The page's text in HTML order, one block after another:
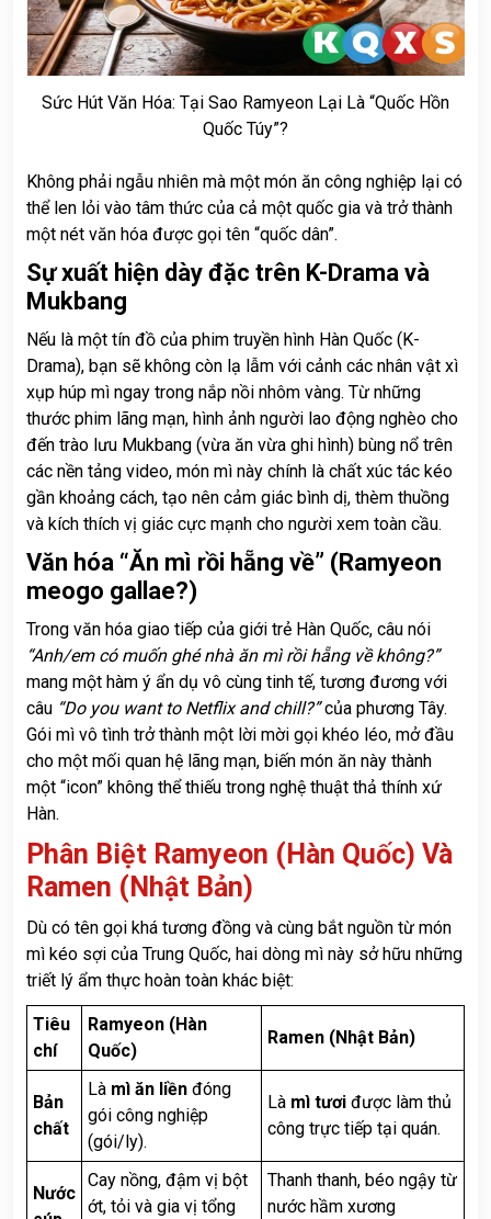
Sức Hút Văn Hóa: Tại Sao Ramyeon Lại Là “Quốc Hồn
Quốc Túy”?
Không phải ngẫu nhiên mà một món ăn công nghiệp lại có
thể len lỏi vào tâm thức của cả một quốc gia và trở thành
một nét văn hóa được gọi tên “quốc dân”.
Sự xuất hiện dày đặc trên K-Drama và
Mukbang
Nếu là một tín đồ của phim truyền hình Hàn Quốc (K-
Drama), bạn sẽ không còn lạ lẫm với cảnh các nhân vật xì
xụp húp mì ngay trong nắp nồi nhôm vàng. Từ những
thước phim lãng mạn, hình ảnh người lao động nghèo cho
đến trào lưu Mukbang (vừa ăn vừa ghi hình) bùng nổ trên
các nền tảng video, món mì này chính là chất xúc tác kéo
gần khoảng cách, tạo nên cảm giác bình dị, thèm thuồng
và kích thích vị giác cực mạnh cho người xem toàn cầu.
Văn hóa “Ăn mì rồi hẵng về” (Ramyeon
meogo gallae?)
Trong văn hóa giao tiếp của giới trẻ Hàn Quốc, câu nói
“Anh/em có muốn ghé nhà ăn mì rồi hẵng về không?”
mang một hàm ý ẩn dụ vô cùng tinh tế, tương đương với
câu “Do you want to Netflix and chill?”của phương Tây.
Gói mì vô tình trở thành một lời mời gọi khéo léo, mở đầu
cho một mối quan hệ lãng mạn, biến món ăn này thành
một “icon” không thể thiếu trong nghệ thuật thả thính xứ
Hàn.
Phân Biệt Ramyeon (Hàn Quốc) Và
Ramen (Nhật Bản)
Dù có tên gọi khá tương đồng và cùng bắt nguồn từ món
mì kéo sợi của Trung Quốc, hai dòng mì này sở hữu những
triết lý ẩm thực hoàn toàn khác biệt:
Tiêu
chí
Ramyeon (Hàn
Quốc)
Ramen (Nhật Bản)
Bản
chất
Là mì ăn liền đóng
gói công nghiệp
(gói/ly).
Là mì tươi được làm thủ
công trực tiếp tại quán.
Nước
Cay nồng, đậm vị bột
ớt, tỏi và gia vị tổng
Thanh thanh, béo ngậy từ
nước hầm xương